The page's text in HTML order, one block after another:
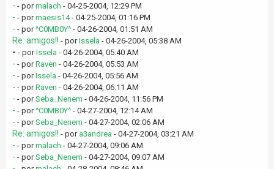
- - pormalach - 04-25-2004, 12:29 PM
- - pormaesis14- 04-25-2004, 01:16 PM
- - por^C0MB0Y^ - 04-26-2004, 01:51 AM
Re: amigos!! - porIssela - 04-26-2004, 05:38 AM
- - porIssela - 04-26-2004, 05:40 AM
- - porRaven - 04-26-2004, 05:53 AM
- - porIssela - 04-26-2004, 05:56 AM
- - porRaven - 04-26-2004, 06:11 AM
- - porSeba_Nenem - 04-26-2004, 11:56 PM
- - por^C0MB0Y^ - 04-27-2004, 12:14 AM
- - porSeba_Nenem - 04-27-2004, 02:06 AM
Re: amigos!! - por a3andrea - 04-27-2004, 03:21 AM
- - pormalach - 04-27-2004, 09:06 AM
- - porSeba_Nenem - 04-27-2004, 09:07 AM